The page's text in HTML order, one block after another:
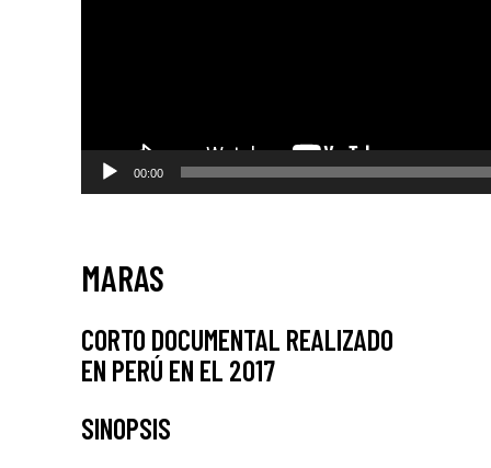
00:00
MARAS
CORTO DOCUMENTAL REALIZADO
EN PERÚ EN EL 2017
SINOPSIS